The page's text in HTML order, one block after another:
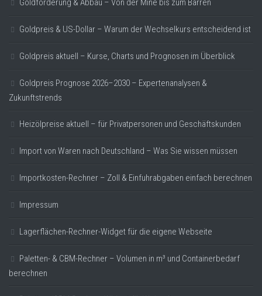
Goldförderung & Abbau – Von der Mine bis zum Barren
Goldpreis & US-Dollar – Warum der Wechselkurs entscheidend ist
Goldpreis aktuell – Kurse, Charts und Prognosen im Überblick
Goldpreis Prognose 2026–2030 – Expertenanalysen &
Zukunftstrends
Heizölpreise aktuell – für Privatpersonen und Geschäftskunden
Import von Waren nach Deutschland – Was Sie wissen müssen
Importkosten-Rechner – Zoll & Einfuhrabgaben einfach berechnen
Impressum
Lagerflächen-Rechner-Widget für die eigene Webseite
Paletten- & CBM-Rechner – Volumen in m³ und Containerbedarf
berechnen